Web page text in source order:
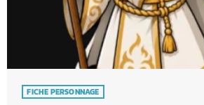
FICHE PERSONNAGE